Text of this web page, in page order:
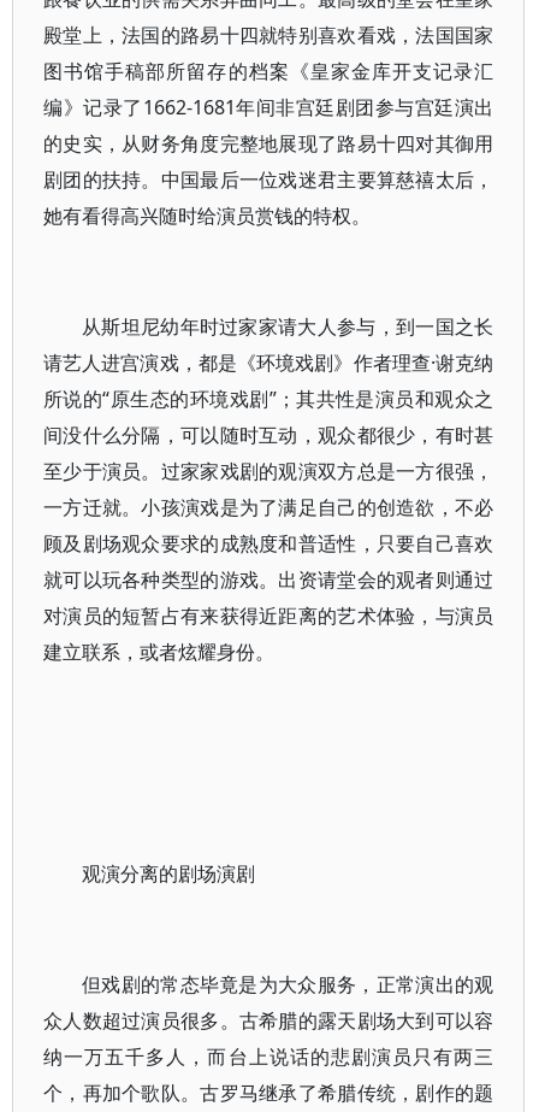
殿堂上，法国的路易十四就特别喜欢看戏，法国国家
图书馆手稿部所留存的档案《皇家金库开支记录汇
编》记录了1662-1681年间非宫廷剧团参与宫廷演出
的史实，从财务角度完整地展现了路易十四对其御用
剧团的扶持。中国最后一位戏迷君主要算慈禧太后，
她有看得高兴随时给演员赏钱的特权。
从斯坦尼幼年时过家家请大人参与，到一国之长
请艺人进宫演戏，都是《环境戏剧》作者理查·谢克纳
所说的“原生态的环境戏剧”；其共性是演员和观众之
间没什么分隔，可以随时互动，观众都很少，有时甚
至少于演员。过家家戏剧的观演双方总是一方很强，
一方迁就。小孩演戏是为了满足自己的创造欲，不必
顾及剧场观众要求的成熟度和普适性，只要自己喜欢
就可以玩各种类型的游戏。出资请堂会的观者则通过
对演员的短暂占有来获得近距离的艺术体验，与演员
建立联系，或者炫耀身份。
观演分离的剧场演剧
但戏剧的常态毕竟是为大众服务，正常演出的观
众人数超过演员很多。古希腊的露天剧场大到可以容
纳一万五千多人，而台上说话的悲剧演员只有两三
个，再加个歌队。古罗马继承了希腊传统，剧作的题